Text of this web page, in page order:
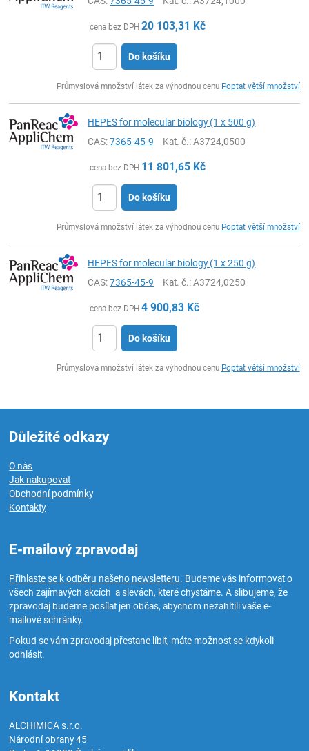
cena bez DPH 20 103,31 Kč
Do košíku
Průmyslová množství látek za výhodnou cenu Poptat větší množství
HEPES for molecular biology (1 x 500 g)
CAS:7365-45-9 Kat. č.: A3724,0500
cena bez DPH 11 801,65 Kč
Do košíku
Průmyslová množství látek za výhodnou cenu Poptat větší množství
HEPES for molecular biology (1 x 250 g)
CAS:7365-45-9 Kat. č.: A3724,0250
cena bez DPH 4 900,83 Kč
Do košíku
Průmyslová množství látek za výhodnou cenu Poptat větší množství
Důležité odkazy
O nás
Jak nakupovat
Obchodní podmínky
Kontakty
E-mailový zpravodaj
Přihlaste se k odběru našeho newsletteru. Budeme vás informovat o
všech zajímavých akcích a slevách, které chystáme. A slibujeme, že
zpravodaj budeme posílat jen občas, abychom nezahltili vaše e-
mailové schránky.
Pokud se vám zpravodaj přestane líbit, máte možnost se kdykoli
odhlásit.
Kontakt
ALCHIMICA s.r.o.
Národní obrany 45